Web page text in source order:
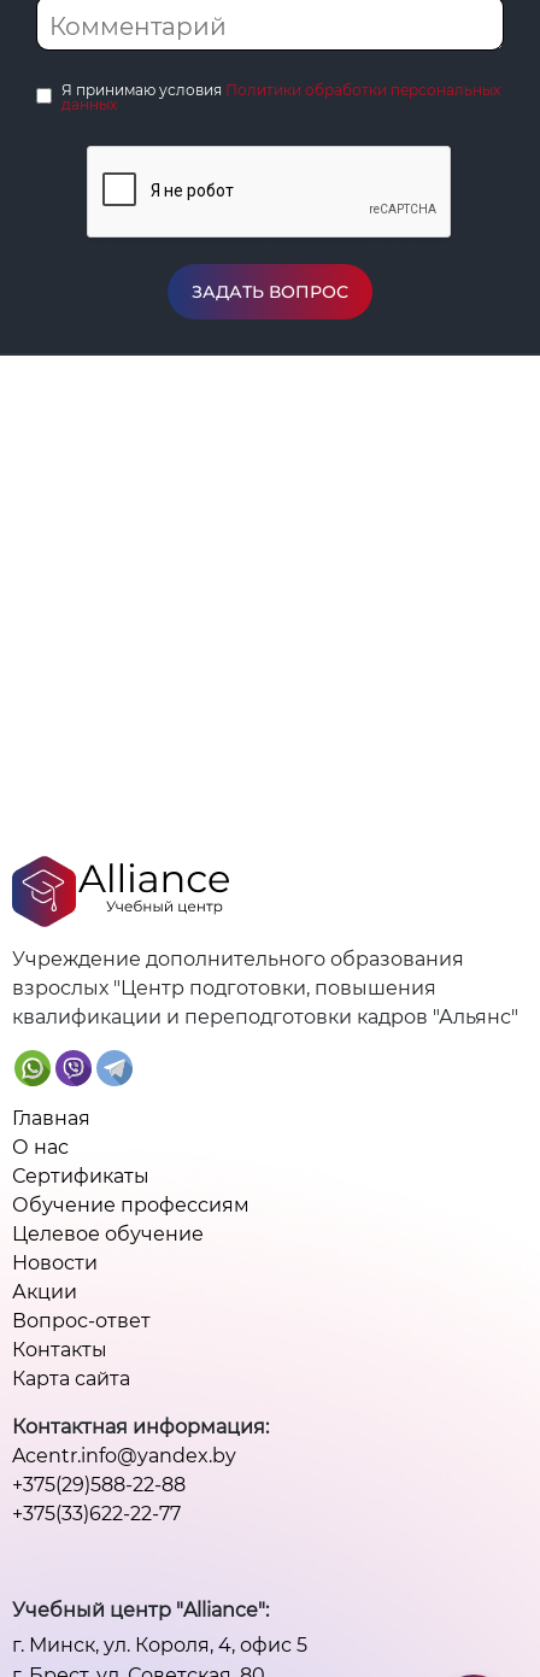
Я принимаю условия Политики обработки персональных
данных
ЗАДАТЬ ВОПРОС
Учреждение дополнительного образования
взрослых "Центр подготовки, повышения
квалификации и переподготовки кадров "Альянс"
Главная
О нас
Сертификаты
Обучение профессиям
Целевое обучение
Новости
Акции
Вопрос-ответ
Контакты
Карта сайта
Контактная информация:
Acentr.info@yandex.by
+375(29)588-22-88
+375(33)622-22-77
Учебный центр "Alliance":
г. Минск, ул. Короля, 4, офис 5